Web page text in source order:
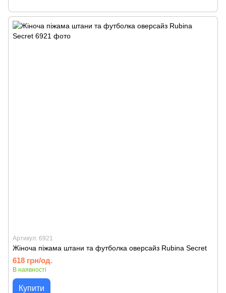
Артикул: 6921
Жіноча піжама штани та футболка оверсайз Rubina Secret
618 грн/од.
В наявності
Купити